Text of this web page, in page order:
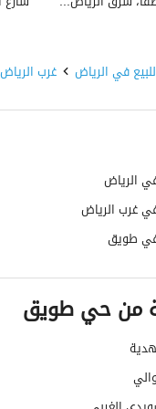
30
3063
-
منصة مرخصة
على
في الرياض غرب الرياض
الرياض
في غرب الرياض
في طويق
من حي طويق